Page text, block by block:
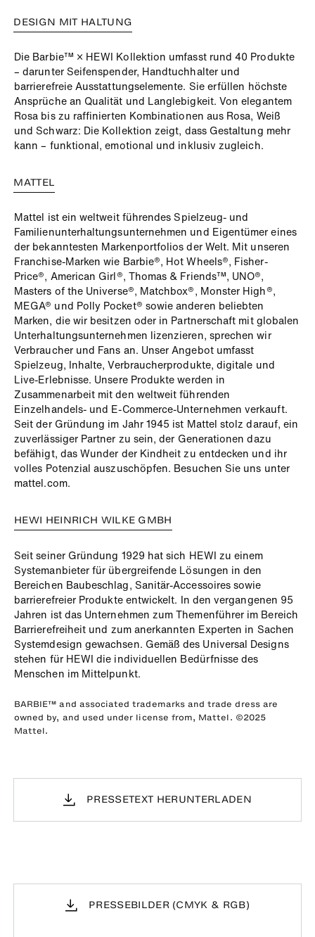
DESIGN MIT HALTUNG
Die Barbie™ × HEWI Kollektion umfasst rund 40 Produkte
– darunter Seifenspender, Handtuchhalter und
barrierefreie Ausstattungselemente. Sie erfüllen höchste
Ansprüche an Qualität und Langlebigkeit. Von elegantem
Rosa bis zu raffinierten Kombinationen aus Rosa, Weiß
und Schwarz: Die Kollektion zeigt, dass Gestaltung mehr
kann – funktional, emotional und inklusiv zugleich.
MATTEL
Mattel ist ein weltweit führendes Spielzeug- und
Familienunterhaltungsunternehmen und Eigentümer eines
der bekanntesten Markenportfolios der Welt. Mit unseren
Franchise-Marken wie Barbie®, Hot Wheels®, Fisher-
Price®, American Girl®, Thomas & Friends™, UNO®,
Masters of the Universe®, Matchbox®, Monster High®,
MEGA® und Polly Pocket® sowie anderen beliebten
Marken, die wir besitzen oder in Partnerschaft mit globalen
Unterhaltungsunternehmen lizenzieren, sprechen wir
Verbraucher und Fans an. Unser Angebot umfasst
Spielzeug, Inhalte, Verbraucherprodukte, digitale und
Live-Erlebnisse. Unsere Produkte werden in
Zusammenarbeit mit den weltweit führenden
Einzelhandels- und E-Commerce-Unternehmen verkauft.
Seit der Gründung im Jahr 1945 ist Mattel stolz darauf, ein
zuverlässiger Partner zu sein, der Generationen dazu
befähigt, das Wunder der Kindheit zu entdecken und ihr
volles Potenzial auszuschöpfen. Besuchen Sie uns unter
mattel.com.
HEWI HEINRICH WILKE GMBH
Seit seiner Gründung 1929 hat sich HEWI zu einem
Systemanbieter für übergreifende Lösungen in den
Bereichen Baubeschlag, Sanitär-Accessoires sowie
barrierefreier Produkte entwickelt. In den vergangenen 95
Jahren ist das Unternehmen zum Themenführer im Bereich
Barrierefreiheit und zum anerkannten Experten in Sachen
Systemdesign gewachsen. Gemäß des Universal Designs
stehen für HEWI die individuellen Bedürfnisse des
Menschen im Mittelpunkt.
BARBIE™ and associated trademarks and trade dress are
owned by, and used under license from, Mattel. ©2025
Mattel.
PRESSETEXT HERUNTERLADEN
PRESSEBILDER (CMYK & RGB)